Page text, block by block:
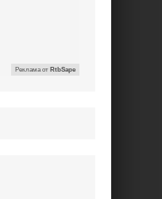
Реклама от RtbSape